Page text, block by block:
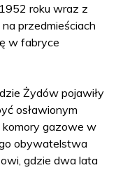
roku wraz z
przedmieściach
w fabryce
Żydów pojawiły
osławionym
komory gazowe w
obywatelstwa
gdzie dwa lata